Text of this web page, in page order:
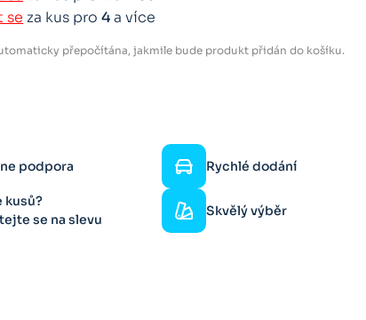
se za kus pro4a více
přepočítána, jakmile bude produkt přidán do košíku.
podpora Rychlé dodání
kusů?
se na slevu
Skvělý výběr